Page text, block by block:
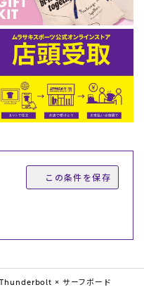
この条件を保存
Thunderbolt × サーフボード